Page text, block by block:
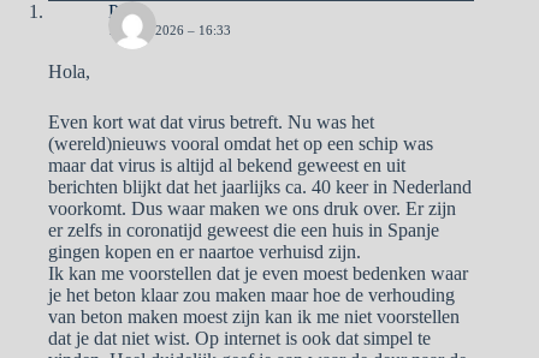
Pa
11 MEI 2026 – 16:33
Hola,
Even kort wat dat virus betreft. Nu was het
(wereld)nieuws vooral omdat het op een schip was
maar dat virus is altijd al bekend geweest en uit
berichten blijkt dat het jaarlijks ca. 40 keer in Nederland
voorkomt. Dus waar maken we ons druk over. Er zijn
er zelfs in coronatijd geweest die een huis in Spanje
gingen kopen en er naartoe verhuisd zijn.
Ik kan me voorstellen dat je even moest bedenken waar
je het beton klaar zou maken maar hoe de verhouding
van beton maken moest zijn kan ik me niet voorstellen
dat je dat niet wist. Op internet is ook dat simpel te